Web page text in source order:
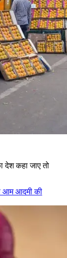
देश कहा जाए तो
आम आदमी की